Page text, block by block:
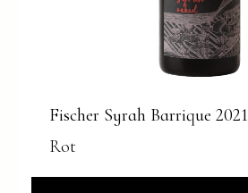
Fischer Syrah Barrique 2021
Rot